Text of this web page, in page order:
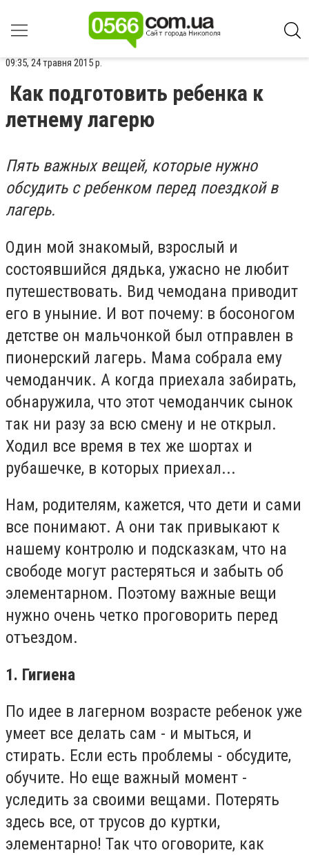
09:35, 24 травня 2015 р.
Как подготовить ребенка к
летнему лагерю
Пять важных вещей, которые нужно
обсудить с ребенком перед поездкой в
лагерь.
Один мой знакомый, взрослый и
состоявшийся дядька, ужасно не любит
путешествовать. Вид чемодана приводит
его в уныние. И вот почему: в босоногом
детстве он мальчонкой был отправлен в
пионерский лагерь. Мама собрала ему
чемоданчик. А когда приехала забирать,
обнаружила, что этот чемоданчик сынок
так ни разу за всю смену и не открыл.
Ходил все время в тех же шортах и
рубашечке, в которых приехал...
Нам, родителям, кажется, что дети и сами
все понимают. А они так привыкают к
нашему контролю и подсказкам, что на
свободе могут растеряться и забыть об
элементарном. Поэтому важные вещи
нужно очень четко проговорить перед
отъездом.
1. Гигиена
По идее в лагерном возрасте ребенок уже
умеет все делать сам - и мыться, и
стирать. Если есть проблемы - обсудите,
обучите. Но еще важный момент -
уследить за своими вещами. Потерять
здесь все, от трусов до куртки,
элементарно! Так что оговорите, как